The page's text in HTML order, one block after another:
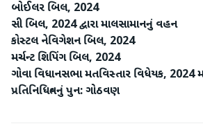
બોઈલર બિલ, 2024
સી બિલ, 2024 દ્વારા માલસામાનનું વહન
કોસ્ટલ નેવિગેશન બિલ, 2024
મર્ચન્ટ શિપિંગ બિલ, 2024
ગોવા વિધાનસભા મતવિસ્તાર વિધેયક,
પ્રતિનિધિત્વનું પુન: ગોઠવણ